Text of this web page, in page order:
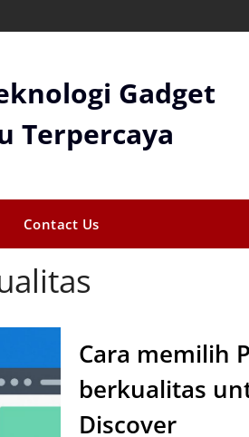
Gadget
Terpercaya
Contact Us
Cara memilih
berkualitas
Discover